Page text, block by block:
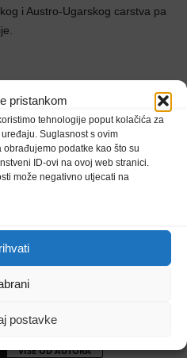
pristankom
tehnologije poput kolačića za
Suglasnost s ovim
podatke kao što su
ID-ovi na ovoj web stranici.
može negativno utjecati na
postavke
i Austro-Ugarskog carstva pa
Sljedeći članak
svjetskih rediteljica koje
VIŠE OD AUTORA